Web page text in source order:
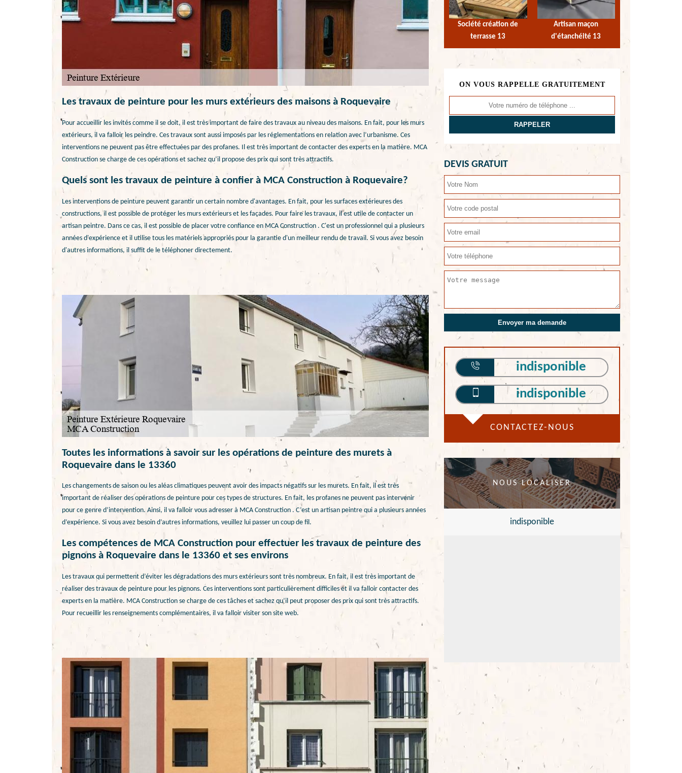
Les travaux de peinture pour les murs extérieurs des maisons à Roquevaire
Pour accueillir les invités comme il se doit, il est très important de faire des travaux au niveau des maisons. En fait, pour les murs
extérieurs, il va falloir les peindre. Ces travaux sont aussi imposés par les réglementations en relation avec l’urbanisme. Ces
interventions ne peuvent pas être effectuées par des profanes. Il est très important de contacter des experts en la matière. MCA
Construction se charge de ces opérations et sachez qu’il propose des prix qui sont très attractifs.
Quels sont les travaux de peinture à confier à MCA Construction à Roquevaire?
Les interventions de peinture peuvent garantir un certain nombre d'avantages. En fait, pour les surfaces extérieures des
constructions, il est possible de protéger les murs extérieurs et les façades. Pour faire les travaux, il est utile de contacter un
artisan peintre. Dans ce cas, il est possible de placer votre confiance en MCA Construction . C'est un professionnel qui a plusieurs
années d'expérience et il utilise tous les matériels appropriés pour la garantie d'un meilleur rendu de travail. Si vous avez besoin
d'autres informations, il suffit de le téléphoner directement.
Toutes les informations à savoir sur les opérations de peinture des murets à
Roquevaire dans le 13360
Les changements de saison ou les aléas climatiques peuvent avoir des impacts négatifs sur les murets. En fait, il est très
important de réaliser des opérations de peinture pour ces types de structures. En fait, les profanes ne peuvent pas intervenir
pour ce genre d’intervention. Ainsi, il va falloir vous adresser à MCA Construction . C’est un artisan peintre qui a plusieurs années
d’expérience. Si vous avez besoin d’autres informations, veuillez lui passer un coup de fil.
Les compétences de MCA Construction pour effectuer les travaux de peinture des
pignons à Roquevaire dans le 13360 et ses environs
Les travaux qui permettent d’éviter les dégradations des murs extérieurs sont très nombreux. En fait, il est très important de
réaliser des travaux de peinture pour les pignons. Ces interventions sont particulièrement difficiles et il va falloir contacter des
experts en la matière. MCA Construction se charge de ces tâches et sachez qu’il peut proposer des prix qui sont très attractifs.
Pour recueillir les renseignements complémentaires, il va falloir visiter son site web.
Société création de
terrasse 13
Artisan maçon
d'étanchéité 13
ON VOUS RAPPELLE GRATUITEMENT
DEVIS GRATUIT
indisponible
indisponible
CONTACTEZ-NOUS
NOUS LOCALISER
indisponible